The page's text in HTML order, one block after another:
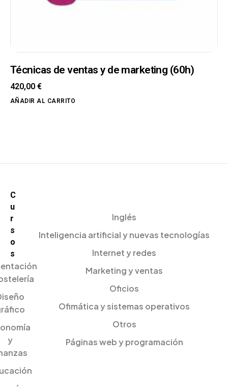
Técnicas de ventas y de marketing (60h)
420,00 €
AÑADIR AL CARRITO
C
u
r
s
o
s
y
Inglés
Inteligencia artificial y nuevas tecnologías
Internet y redes
Marketing y ventas
Oficios
Ofimática y sistemas operativos
Otros
Páginas web y programación